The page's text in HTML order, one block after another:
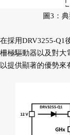
圖3：
在採用DRV3255-Q1
柵極驅動器以及對大
以提供顯著的優勢來